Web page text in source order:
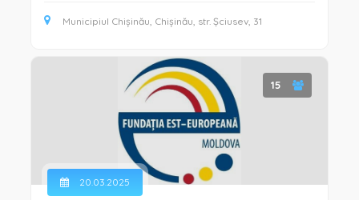
Municipiul Chișinău, Chișinău, str. Șciusev, 31
15
20.03.2025